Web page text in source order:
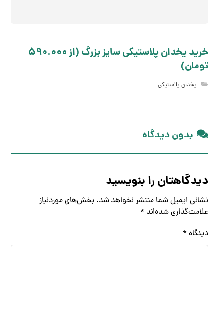
خرید یخدان پلاستیکی سایز بزرگ (از 590.000
تومان)
یخدان پلاستیکی
بدون دیدگاه
دیدگاهتان را بنویسید
نشانی ایمیل شما منتشر نخواهد شد. بخش‌های موردنیاز
علامت‌گذاری شده‌اند *
دیدگاه *